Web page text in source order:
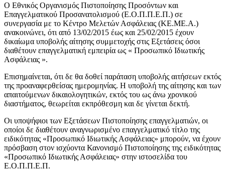
Ο Εθνικός Οργανισμός Πιστοποίησης Προσόντων και
Επαγγελματικού Προσανατολισμού (Ε.Ο.Π.Π.Ε.Π.) σε
συνεργασία με το Κέντρο Μελετών Ασφάλειας (ΚΕ.ΜΕ.Α.)
ανακοινώνει, ότι από 13/02/2015 έως και 25/02/2015 έχουν
δικαίωμα υποβολής αίτησης συμμετοχής στις Εξετάσεις όσοι
διαθέτουν επαγγελματική εμπειρία ως « Προσωπικό Ιδιωτικής
Ασφάλειας ».
Επισημαίνεται, ότι δε θα δοθεί παράταση υποβολής αιτήσεων εκτός
της προαναφερθείσας ημερομηνίας. Η υποβολή της αίτησης και των
απαιτούμενων δικαιολογητικών, εκτός του ως άνω χρονικού
διαστήματος, θεωρείται εκπρόθεσμη και δε γίνεται δεκτή.
Οι υποψήφιοι των Εξετάσεων Πιστοποίησης επαγγελματιών, οι
οποίοι δε διαθέτουν αναγνωρισμένο επαγγελματικό τίτλο της
ειδικότητας «Προσωπικό Ιδιωτικής Ασφάλειας» μπορούν, να έχουν
πρόσβαση στον ισχύοντα Κανονισμό Πιστοποίησης της ειδικότητας
«Προσωπικό Ιδιωτικής Ασφάλειας» στην ιστοσελίδα του
Ε.Ο.Π.Π.Ε.Π.